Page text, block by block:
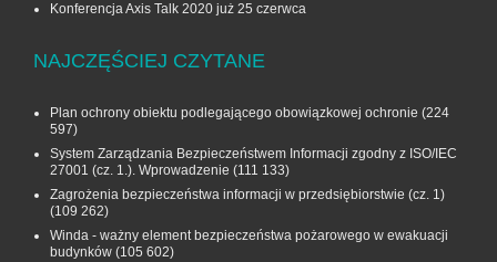
Konferencja Axis Talk 2020 już 25 czerwca
NAJCZĘŚCIEJ CZYTANE
Plan ochrony obiektu podlegającego obowiązkowej ochronie (224
597)
System Zarządzania Bezpieczeństwem Informacji zgodny z ISO/IEC
27001 (cz. 1.). Wprowadzenie (111 133)
Zagrożenia bezpieczeństwa informacji w przedsiębiorstwie (cz. 1)
(109 262)
Winda - ważny element bezpieczeństwa pożarowego w ewakuacji
budynków (105 602)